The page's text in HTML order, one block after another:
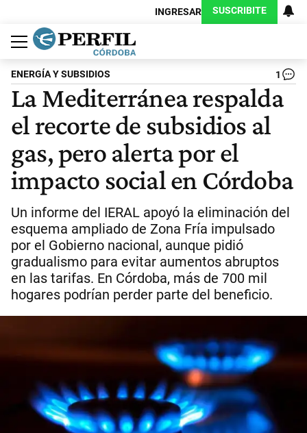
INGRESAR SUSCRIBITE
Política
Economía
Judiciales
Sociedad
Cultura
Espectáculos
Deportes
Protagonistas
ENERGÍA Y SUBSIDIOS 1
La Mediterránea respalda
el recorte de subsidios al
gas, pero alerta por el
impacto social en Córdoba
Un informe del IERAL apoyó la eliminación del
esquema ampliado de Zona Fría impulsado
por el Gobierno nacional, aunque pidió
gradualismo para evitar aumentos abruptos
en las tarifas. En Córdoba, más de 700 mil
hogares podrían perder parte del beneficio.